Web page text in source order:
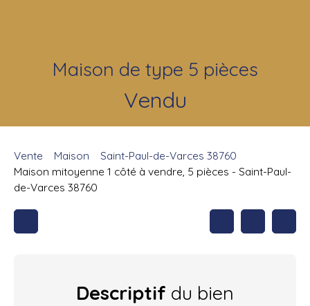
Maison de type 5 pièces
Vendu
Vente Maison
Saint-Paul-de-Varces 38760
Maison mitoyenne 1 côté à vendre, 5 pièces - Saint-Paul-
de-Varces 38760
Descriptif du bien